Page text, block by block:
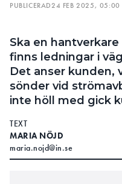
PUBLICERAD24 FEB 2025, 05:00
Ska en
finns ledningar i
Det anser kunden,
sönder vid
inte höll med gick
TEXT
MARIA NÖJD
maria.nojd@in.se